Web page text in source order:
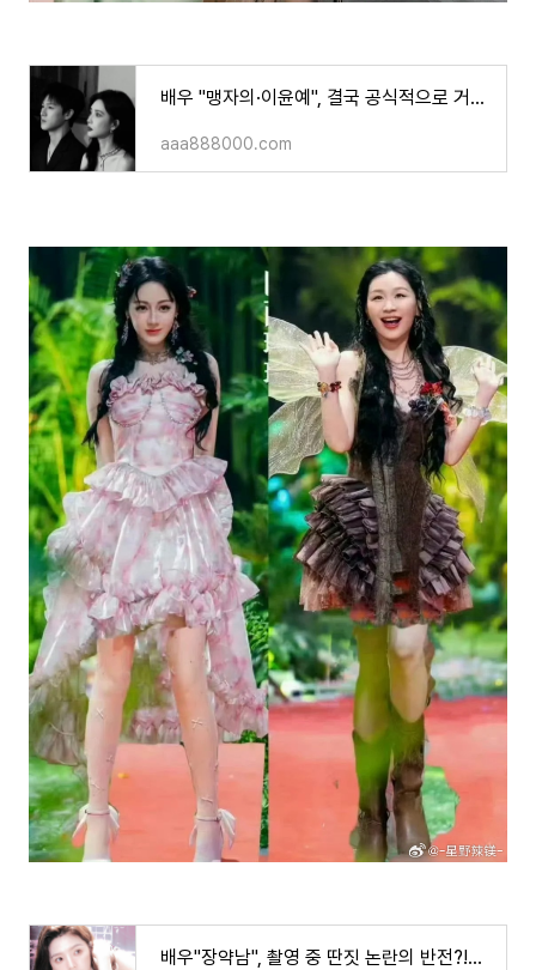
배우 "맹자의·이윤예", 결국 공식적으로 거리 두기?!팬들 사이 ‘CP 해체’ 반응이..ㄷㄷ
aaa888000.com
배우"장약남", 촬영 중 딴짓 논란의 반전?!현장 관리 소홀이 아니라 '대리 촬영(代拍)'이 문제였대